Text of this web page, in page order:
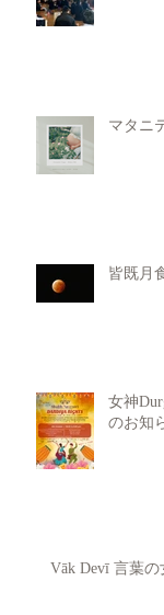
マタニ
皆既月
女神
のお知
Vāk Devī 言葉